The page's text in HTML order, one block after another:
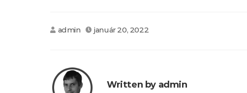
admin január 20, 2022
Written by admin